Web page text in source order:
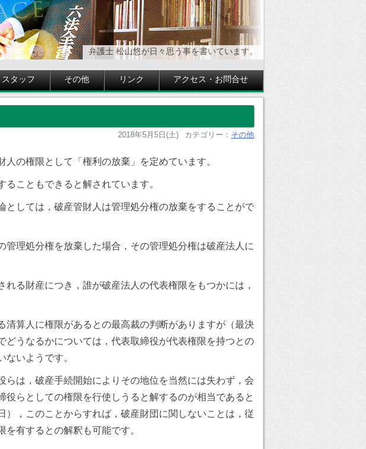
弁護士 松山悠が日々思う事を書いています。
タッフ その他 リンク アクセス・お問合せ
2018年5月5日(土) カテゴリー： その他
の権限として「権利の放棄」を定めています。
こともできると解されています。
としては，破産管財人は管理処分権の放棄をすることがで
管理処分権を放棄した場合，その管理処分権は破産法人に
る財産につき，誰が破産法人の代表権限をもつかには，
清算人に権限があるとの最高裁の判断がありますが（最決
どうなるかについては，代表取締役が代表権限を持つとの
いようです。
らは，破産手続開始によりその地位を当然には失わず，会
役らとしての権限を行使しうると解するのが相当であると
），このことからすれば，破産財団に関しないことは，従
有するとの解釈も可能です。